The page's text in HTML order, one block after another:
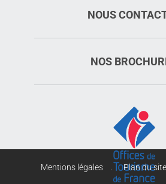
NOUS
NOS
Mentions légales Plan du site